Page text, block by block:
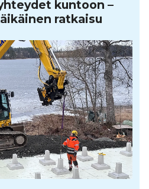
kuntoon –
ratkaisu